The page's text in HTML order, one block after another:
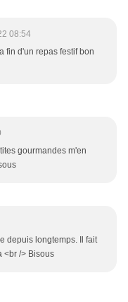
08:54
fin d'un repas festif bon
gourmandes m'en
depuis longtemps. Il fait
<br /> Bisous